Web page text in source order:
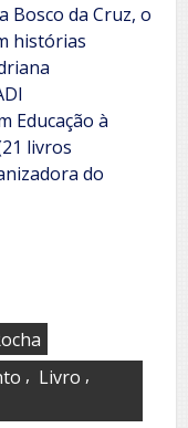
Bosco da Cruz, o
histórias
Educação à
livros
do
, Livro ,